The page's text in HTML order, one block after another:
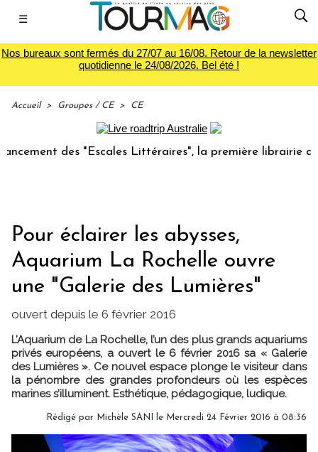
☰
Nos bureaux sont fermés du 27/07 au 16/08. Retour de la newsletter
quotidienne le 24/08/2026. Bel été !
Accueil > Groupes / CE > CE
des "Escales Littéraires", la première librairie du voyage
Pour éclairer les abysses,
Aquarium La Rochelle ouvre
une "Galerie des Lumières"
ouvert depuis le 6 février 2016
L’Aquarium de La Rochelle, l’un des plus grands aquariums
privés européens, a ouvert le 6 février 2016 sa « Galerie
des Lumières ». Ce nouvel espace plonge le visiteur dans
la pénombre des grandes profondeurs où les espèces
marines s’illuminent. Esthétique, pédagogique, ludique.
Rédigé par Michèle SANI le Mercredi 24 Février 2016 à 08:36